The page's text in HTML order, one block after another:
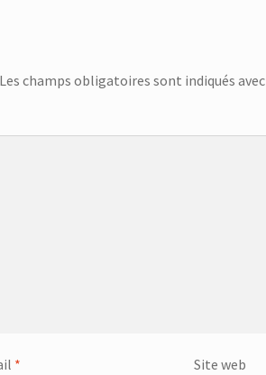
Les champs obligatoires sont indiqués avec
* Site web